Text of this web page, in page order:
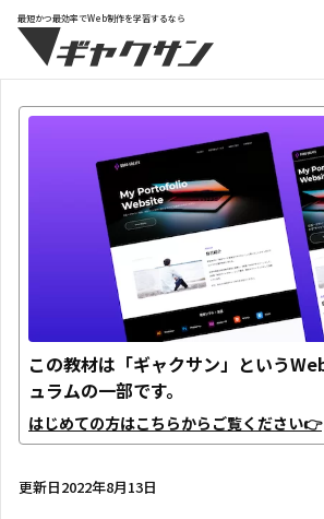
最短かつ最効率でWeb制作を学習するなら
この教材は「ギャクサン」という
ュラムの一部です。
はじめての方はこちらからご覧ください👉
更新日2022年8月13日